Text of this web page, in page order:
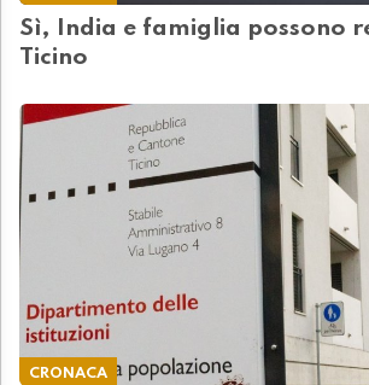
Sì, India e famiglia possono
Ticino
CRONACA